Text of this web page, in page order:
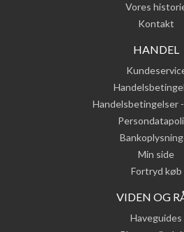
Vores
Kontakt
HANDEL
Handelsbetingelser
Min side
Fortryd køb
VIDEN OG
Haveguides